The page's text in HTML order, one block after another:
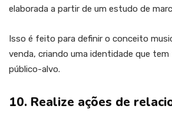
elaborada a partir de um estudo de
Isso é feito para definir o conceito
venda, criando uma identidade que
público-alvo.
10. Realize ações de